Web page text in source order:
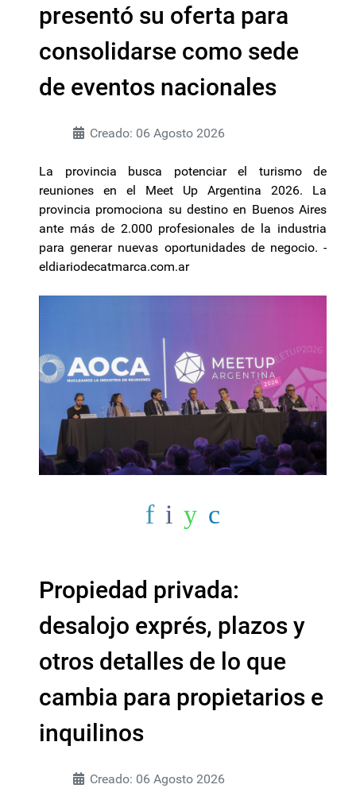
presentó su oferta para
consolidarse como sede
de eventos nacionales
Creado: 06 Agosto 2026
La provincia busca potenciar el turismo de
reuniones en el Meet Up Argentina 2026. La
provincia promociona su destino en Buenos Aires
ante más de 2.000 profesionales de la industria
para generar nuevas oportunidades de negocio. -
eldiariodecatmarca.com.ar
Propiedad privada:
desalojo exprés, plazos y
otros detalles de lo que
cambia para propietarios e
inquilinos
Creado: 06 Agosto 2026